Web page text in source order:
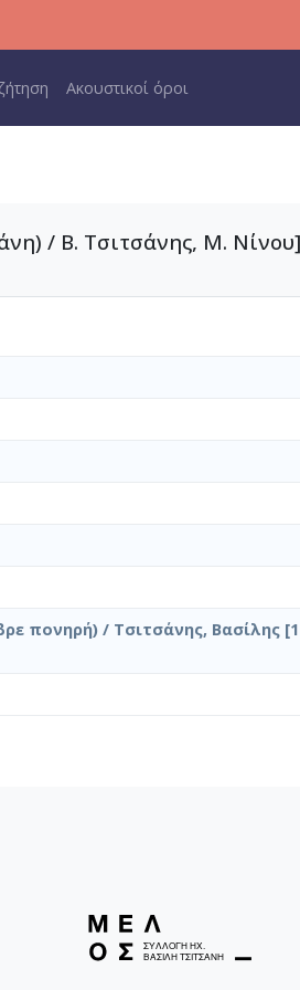
navigationΑκουστικοί όροι
/ Β. Τσιτσάνης, Μ.
πονηρή) / Τσιτσάνης, Βασίλης